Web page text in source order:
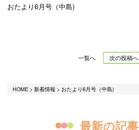
おたより6月号（中島)
一覧へ 次の投稿へ
HOME> 新着情報 > おたより6月号（中島)
最新の記事